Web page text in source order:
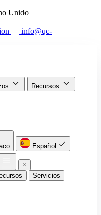
Unido
info@qc-
Recursos
Español
Servicios